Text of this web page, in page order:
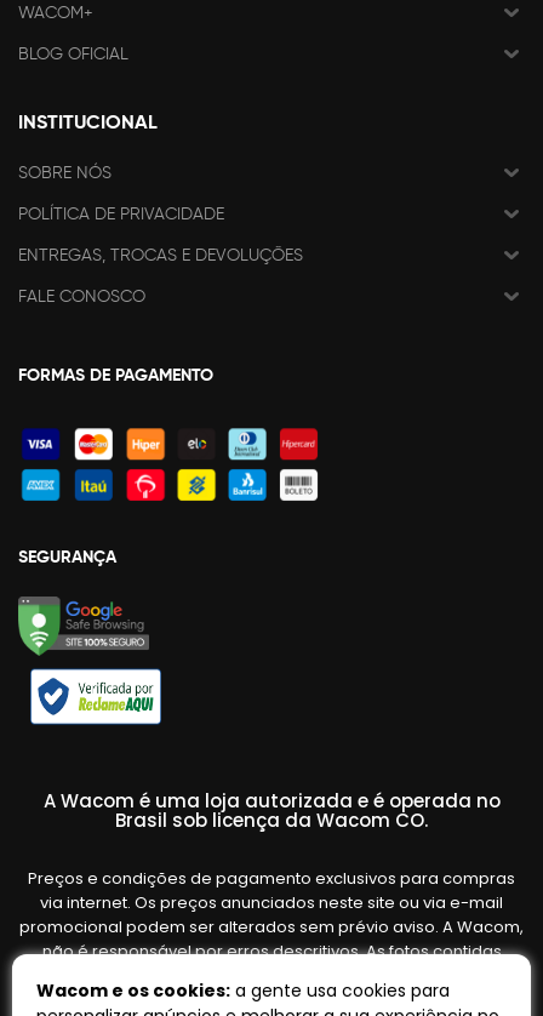
WACOM+
BLOG OFICIAL
INSTITUCIONAL
SOBRE NÓS
POLÍTICA DE PRIVACIDADE
ENTREGAS, TROCAS E DEVOLUÇÕES
FALE CONOSCO
FORMAS DE PAGAMENTO
SEGURANÇA
A Wacom é uma loja autorizada e é operada no
Brasil sob licença da Wacom CO.
Preços e condições de pagamento exclusivos para compras
via internet. Os preços anunciados neste site ou via e-mail
promocional podem ser alterados sem prévio aviso. A Wacom,
não é responsável por erros descritivos. As fotos contidas
variar de acordo com o fornecedor/lote do fabricante. Ofertas
Wacom e os cookies: a gente usa cookies para